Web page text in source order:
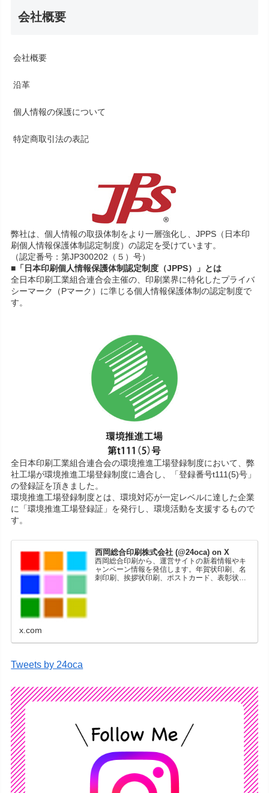
会社概要
会社概要
沿革
個人情報の保護について
特定商取引法の表記
弊社は、個人情報の取扱体制をより一層強化し、JPPS（日本印
刷個人情報保護体制認定制度）の認定を受けています。
（認定番号：第JP300202（５）号）
■「日本印刷個人情報保護体制認定制度（JPPS）」とは
全日本印刷工業組合連合会主催の、印刷業界に特化したプライバ
シーマーク（Pマーク）に準じる個人情報保護体制の認定制度で
す。
全日本印刷工業組合連合会の環境推進工場登録制度において、弊
社工場が環境推進工場登録制度に適合し、「登録番号t111(5)号」
の登録証を頂きました。
環境推進工場登録制度とは、環境対応が一定レベルに達した企業
に「環境推進工場登録証」を発行し、環境活動を支援するもので
す。
西岡総合印刷株式会社 (@24oca) on X
西岡総合印刷から、運営サイトの新着情報やキ
ャンペーン情報を発信します。年賀状印刷、名
刺印刷、挨拶状印刷、ポストカード、表彰状印
x.com
Tweets by 24oca